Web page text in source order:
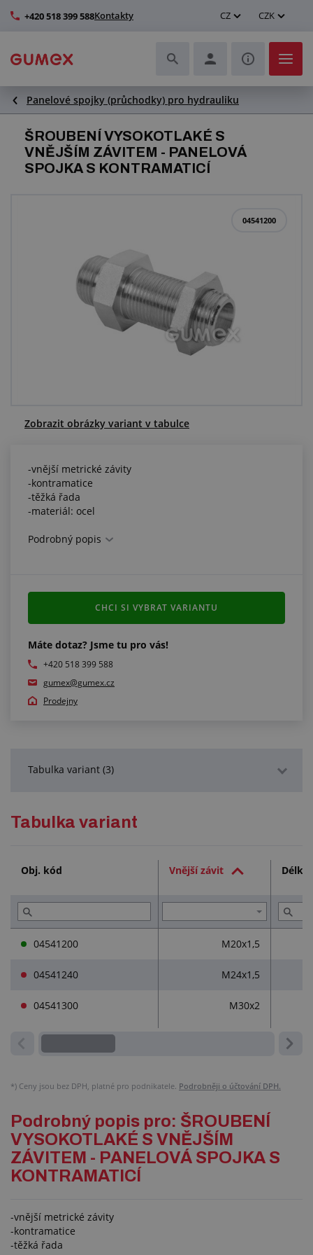
+420 518 399 588Kontakty CZ CZK
Hadice a jejich kompletace
Profily a výroba těsnění
Technické plasty
Další pryžové a plastové výrobky
Panelové spojky (průchodky) pro hydrauliku
ŠROUBENÍ VYSOKOTLAKÉ S
VNĚJŠÍM ZÁVITEM - PANELOVÁ
SPOJKA S KONTRAMATICÍ
04541200
Zobrazit obrázky variant v tabulce
-vnější metrické závity
-kontramatice
-těžká řada
-materiál: ocel
Podrobný popis
Máte dotaz? Jsme tu pro vás!
+420 518 399 588
gumex@gumex.cz
Prodejny
CHCI SI VYBRAT VARIANTU
Tabulka variant (3)
Tabulka variant
Obj. kód Vnější závit Délka
04541200 M20x1,5
04541240 M24x1,5
04541300 M30x2
*) Ceny jsou bez DPH, platné pro podnikatele. Podrobněji o účtování DPH.
Podrobný popis pro: ŠROUBENÍ
VYSOKOTLAKÉ S VNĚJŠÍM
ZÁVITEM - PANELOVÁ SPOJKA S
KONTRAMATICÍ
-vnější metrické závity
-kontramatice
-těžká řada